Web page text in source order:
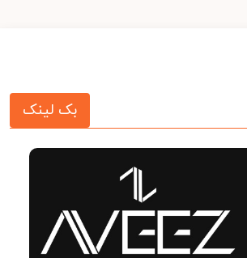
بک لینک